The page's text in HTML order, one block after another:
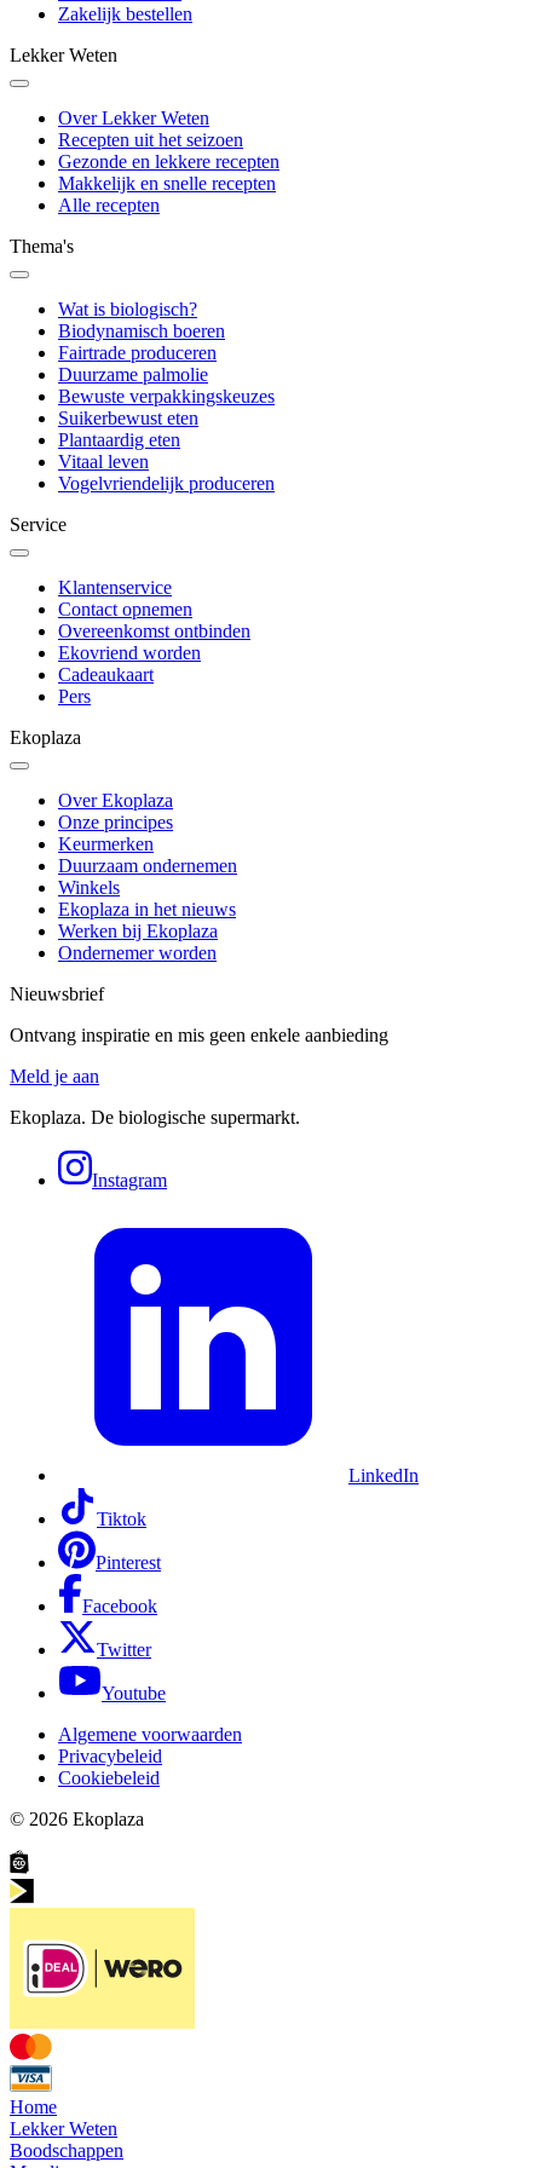
Zakelijk bestellen
Lekker Weten
Over Lekker Weten
Recepten uit het seizoen
Gezonde en lekkere recepten
Makkelijk en snelle recepten
Alle recepten
Thema's
Wat is biologisch?
Biodynamisch boeren
Fairtrade produceren
Duurzame palmolie
Bewuste verpakkingskeuzes
Suikerbewust eten
Plantaardig eten
Vitaal leven
Vogelvriendelijk produceren
Service
Klantenservice
Contact opnemen
Overeenkomst ontbinden
Ekovriend worden
Cadeaukaart
Pers
Ekoplaza
Over Ekoplaza
Onze principes
Keurmerken
Duurzaam ondernemen
Winkels
Ekoplaza in het nieuws
Werken bij Ekoplaza
Ondernemer worden
Nieuwsbrief
Ontvang inspiratie en mis geen enkele aanbieding
Meld je aan
Ekoplaza. De biologische supermarkt.
Instagram
LinkedIn
Tiktok
Pinterest
Facebook
Twitter
Youtube
Algemene voorwaarden
Privacybeleid
Cookiebeleid
© 2026 Ekoplaza
Home
Lekker Weten
Boodschappen